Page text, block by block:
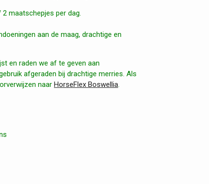
maatschepjes per dag.
aan de maag, drachtige en
en raden we af te geven aan
afgeraden bij drachtige merries. Als
naar HorseFlex Boswellia.